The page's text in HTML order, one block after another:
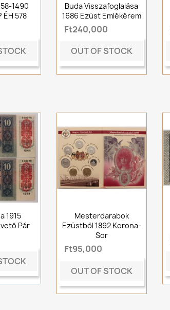
1490
ÉH 578
Buda Visszafoglalása
1686 Ezüst Emlékérem
Ft240,000
OUT OF STOCK
1915
Pár
Mesterdarabok
Ezüstből 1892 Korona-
Sor
Ft95,000
OUT OF STOCK